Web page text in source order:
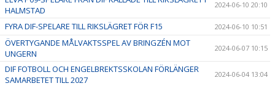
HALMSTAD
2024-06-10 20:10
FYRA DIF-SPELARE TILL RIKSLÄGRET FÖR F15 2024-06-10 10:51
ÖVERTYGANDE MÅLVAKTSSPEL AV BRINGZÉN MOT
UNGERN
2024-06-07 10:15
DIF FOTBOLL OCH ENGELBREKTSSKOLAN FÖRLÄNGER
SAMARBETET TILL 2027
2024-06-04 13:04